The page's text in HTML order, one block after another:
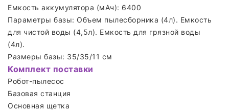
Емкость аккумулятора (мАч): 6400
Параметры базы: Объем пылесборника (4л). Емкость
для чистой воды (4,5л). Емкость для грязной воды
(4л).
Размеры базы: 35/35/11 см
Комплект поставки
Робот-пылесос
Базовая станция
Основная щетка